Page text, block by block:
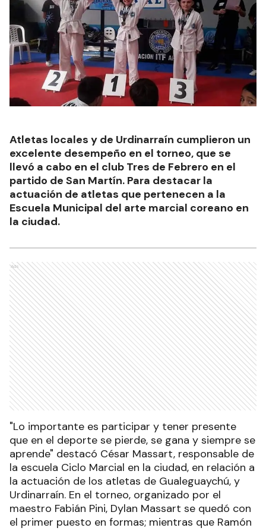
Atletas locales y de Urdinarraín cumplieron un
excelente desempeño en el torneo, que se
llevó a cabo en el club Tres de Febrero en el
partido de San Martín. Para destacar la
actuación de atletas que pertenecen a la
Escuela Municipal del arte marcial coreano en
la ciudad.
Ads
"Lo importante es participar y tener presente
que en el deporte se pierde, se gana y siempre se
aprende" destacó César Massart, responsable de
la escuela Ciclo Marcial en la ciudad, en relación a
la actuación de los atletas de Gualeguaychú, y
Urdinarraín. En el torneo, organizado por el
maestro Fabián Pini, Dylan Massart se quedó con
el primer puesto en formas; mientras que Ramón